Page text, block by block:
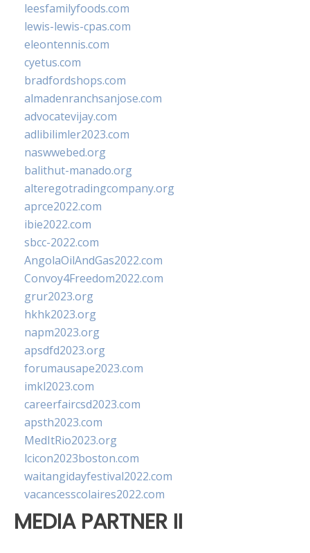
leesfamilyfoods.com
lewis-lewis-cpas.com
eleontennis.com
cyetus.com
bradfordshops.com
almadenranchsanjose.com
advocatevijay.com
adlibilimler2023.com
naswwebed.org
balithut-manado.org
alteregotradingcompany.org
aprce2022.com
ibie2022.com
sbcc-2022.com
AngolaOilAndGas2022.com
Convoy4Freedom2022.com
grur2023.org
hkhk2023.org
napm2023.org
apsdfd2023.org
forumausape2023.com
imkl2023.com
careerfaircsd2023.com
apsth2023.com
MedItRio2023.org
lcicon2023boston.com
waitangidayfestival2022.com
vacancesscolaires2022.com
MEDIA PARTNER II